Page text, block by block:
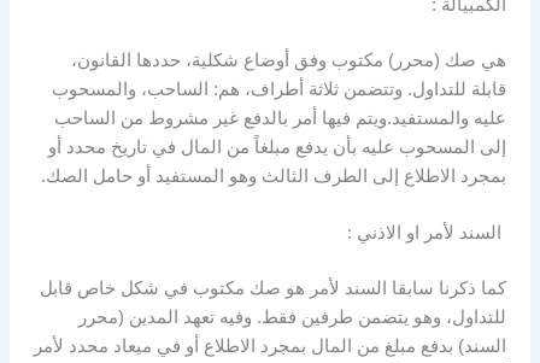
الكمبيالة :
هي صك (محرر) مكتوب وفق أوضاع شكلية، حددها القانون،
قابلة للتداول. وتتضمن ثلاثة أطراف، هم: الساحب، والمسحوب
عليه والمستفيد.ويتم فيها أمر بالدفع غير مشروط من الساحب
إلى المسحوب عليه بأن يدفع مبلغاً من المال في تاريخ محدد أو
بمجرد الاطلاع إلى الطرف الثالث وهو المستفيد أو حامل الصك.
السند لأمر او الاذني :
كما ذكرنا سابقا السند لأمر هو صك مكتوب في شكل خاص قابل
للتداول، وهو يتضمن طرفين فقط. وفيه تعهد المدين (محرر
السند) بدفع مبلغ من المال بمجرد الاطلاع أو في ميعاد محدد لأمر